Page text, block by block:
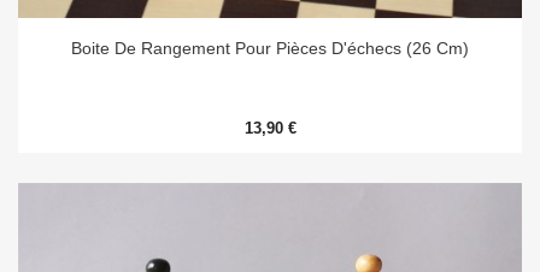
Boite De Rangement Pour Pièces D'échecs (26 Cm)
13,90 €